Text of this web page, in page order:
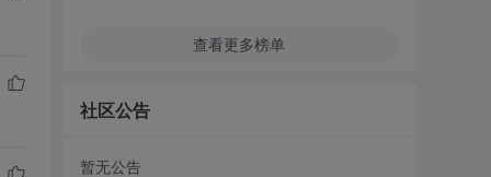
查看更多榜单
社区公告
暂无公告